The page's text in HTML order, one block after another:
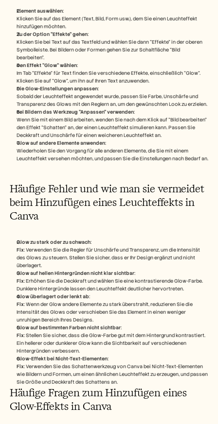
Element auswählen:
Klicken Sie auf das Element (Text, Bild, Form usw.), dem Sie einen Leuchteffekt
hinzufügen möchten.
Zu der Option "Effekte" gehen:
Klicken Sie bei Text auf das Textfeld und wählen Sie dann "Effekte" in der oberen
Symbolleiste. Bei Bildern oder Formen gehen Sie zur Schaltfläche "Bild
bearbeiten".
Den Effekt "Glow" wählen:
Im Tab "Effekte" für Text finden Sie verschiedene Effekte, einschließlich "Glow".
Klicken Sie auf "Glow", um ihn auf Ihren Text anzuwenden.
Die Glow-Einstellungen anpassen:
Sobald der Leuchteffekt angewendet wurde, passen Sie Farbe, Unschärfe und
Transparenz des Glows mit den Reglern an, um den gewünschten Look zu erzielen.
Bei Bildern das Werkzeug "Anpassen" verwenden:
Wenn Sie mit einem Bild arbeiten, wenden Sie nach dem Klick auf "Bild bearbeiten"
den Effekt "Schatten" an, der einen Leuchteffekt simulieren kann. Passen Sie
Deckkraft und Unschärfe für einen weicheren Leuchteffekt an.
Glow auf andere Elemente anwenden:
Wiederholen Sie den Vorgang für alle anderen Elemente, die Sie mit einem
Leuchteffekt versehen möchten, und passen Sie die Einstellungen nach Bedarf an.
Häufige Fehler und wie man sie vermeidet
beim Hinzufügen eines Leuchteffekts in
Canva
Glow zu stark oder zu schwach:
Fix: Verwenden Sie die Regler für Unschärfe und Transparenz, um die Intensität
des Glows zu steuern. Stellen Sie sicher, dass er Ihr Design ergänzt und nicht
überlagert.
Glow auf hellen Hintergründen nicht klar sichtbar:
Fix: Erhöhen Sie die Deckkraft und wählen Sie eine kontrastierende Glow-Farbe.
Dunklere Hintergründe lassen den Leuchteffekt deutlicher hervortreten.
Glow überlagert oder lenkt ab:
Fix: Wenn der Glow andere Elemente zu stark überstrahlt, reduzieren Sie die
Intensität des Glows oder verschieben Sie das Element in einen weniger
unruhigen Bereich Ihres Designs.
Glow auf bestimmten Farben nicht sichtbar:
Fix: Stellen Sie sicher, dass die Glow-Farbe gut mit dem Hintergrund kontrastiert.
Ein hellerer oder dunklerer Glow kann die Sichtbarkeit auf verschiedenen
Hintergründen verbessern.
Glow-Effekt bei Nicht-Text-Elementen:
Fix: Verwenden Sie das Schattenwerkzeug von Canva bei Nicht-Text-Elementen
wie Bildern und Formen, um einen ähnlichen Leuchteffekt zu erzeugen, und passen
Sie Größe und Deckkraft des Schattens an.
Häufige Fragen zum Hinzufügen eines
Glow-Effekts in Canva